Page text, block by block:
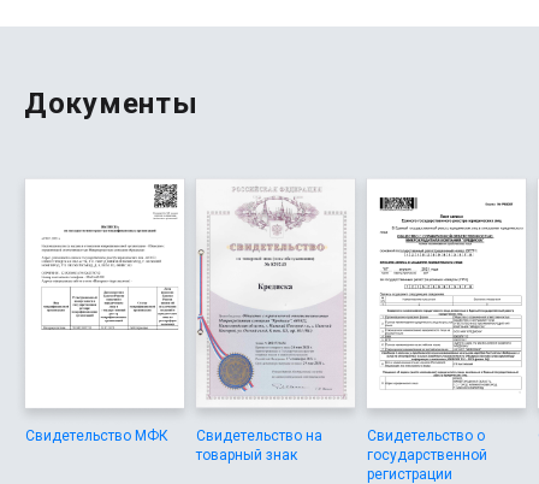
имеет высокое доверие. Здесь высокий рейтинг, много
без лишних подтверждений через Госуслуги или
Документы
Свидетельство МФК
Свидетельство на
товарный знак
Свидетельство о
государственной
регистрации